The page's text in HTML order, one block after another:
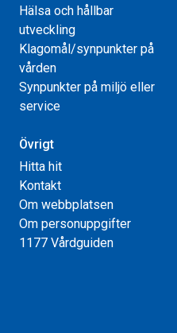
Hälsa och hållbar
utveckling
Klagomål/synpunkter på
vården
Synpunkter på miljö eller
service
Övrigt
Hitta hit
Kontakt
Om webbplatsen
Om personuppgifter
1177 Vårdguiden